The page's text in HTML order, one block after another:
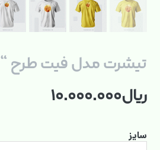
تیشرت مدل فیت طرح “SUN ۲”
ریال۱۰.۰۰۰.۰۰۰
سایز